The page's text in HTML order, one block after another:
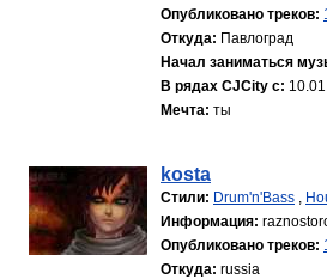
Опубликовано треков:
Откуда: Павлоград
Начал заниматься
В рядах CJCity с:
Мечта: ты
kosta
Стили: Drum'n'Bass ,
Информация:
Опубликовано треков:
Откуда: russia